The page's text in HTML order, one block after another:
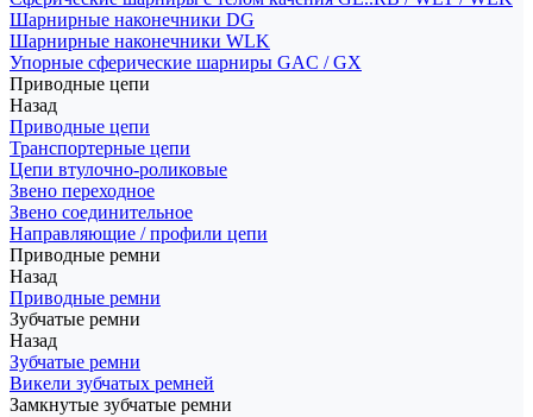
Шарнирные наконечники DG
Шарнирные наконечники WLK
Упорные сферические шарниры GAC / GX
Приводные цепи
Назад
Приводные цепи
Транспортерные цепи
Цепи втулочно-роликовые
Звено переходное
Звено соединительное
Направляющие / профили цепи
Приводные ремни
Назад
Приводные ремни
Зубчатые ремни
Назад
Зубчатые ремни
Викели зубчатых ремней
Замкнутые зубчатые ремни